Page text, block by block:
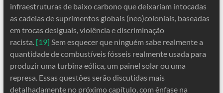
infraestruturas de baixo carbono que deixariam intocadas
as cadeias de suprimentos globais (neo)coloniais, baseadas
em trocas desiguais, violência e discriminação
racista. [19] Sem esquecer que ninguém sabe realmente a
quantidade de combustíveis fósseis realmente usada para
produzir uma turbina eólica, um painel solar ou uma
represa. Essas questões serão discutidas mais
detalhadamente no próximo capítulo, com ênfase na